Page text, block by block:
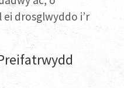
drosglwyddo i’r